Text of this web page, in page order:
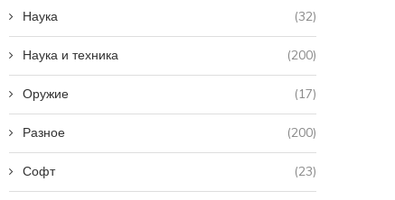
Наука (32)
Наука и техника (200)
Оружие (17)
Разное (200)
Софт (23)